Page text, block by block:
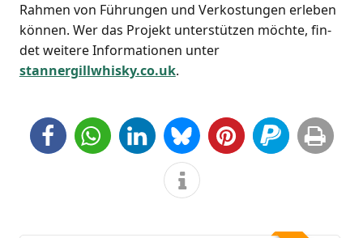
Rah­men von Füh­run­gen und Ver­kos­tun­gen erle­ben
kön­nen. Wer das Pro­jekt unter­stüt­zen möch­te, fin­
det wei­te­re Infor­ma­tio­nen unter
stannergillwhisky.co.uk.